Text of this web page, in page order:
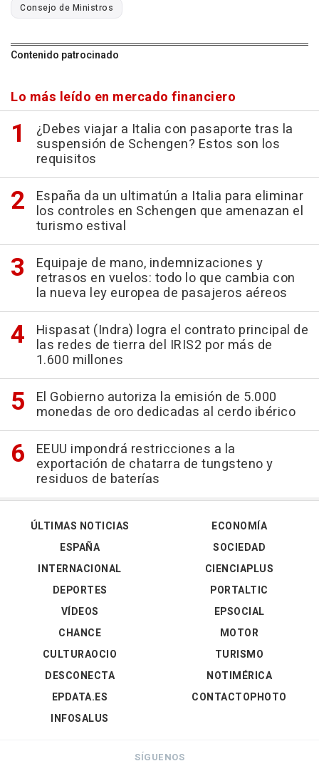
Consejo de Ministros
Contenido patrocinado
Lo más leído en mercado financiero
¿Debes viajar a Italia con pasaporte tras la
suspensión de Schengen? Estos son los
requisitos
España da un ultimatún a Italia para eliminar
los controles en Schengen que amenazan el
turismo estival
Equipaje de mano, indemnizaciones y
retrasos en vuelos: todo lo que cambia con
la nueva ley europea de pasajeros aéreos
Hispasat (Indra) logra el contrato principal de
las redes de tierra del IRIS2 por más de
1.600 millones
El Gobierno autoriza la emisión de 5.000
monedas de oro dedicadas al cerdo ibérico
EEUU impondrá restricciones a la
exportación de chatarra de tungsteno y
residuos de baterías
ÚLTIMAS NOTICIAS
ESPAÑA
INTERNACIONAL
DEPORTES
VÍDEOS
ECONOMÍA
SOCIEDAD
CIENCIAPLUS
PORTALTIC
EPSOCIAL
CHANCE
CULTURAOCIO
DESCONECTA
EPDATA.ES
INFOSALUS
MOTOR
TURISMO
NOTIMÉRICA
CONTACTOPHOTO
SÍGUENOS